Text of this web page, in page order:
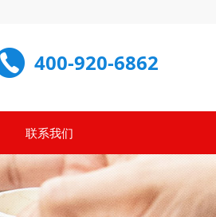
400-920-6862
联系我们